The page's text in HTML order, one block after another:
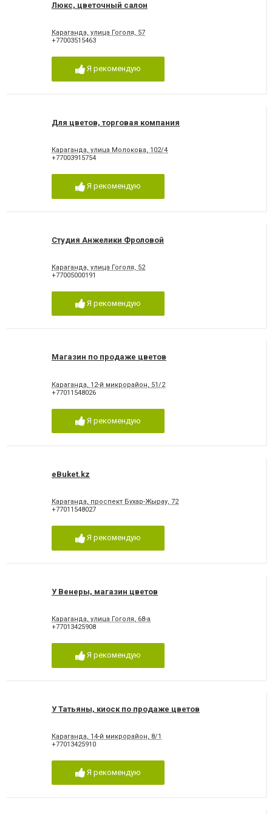
Люкс, цветочный салон
Караганда, улица Гоголя, 57
+77003515463
Я рекомендую
Для цветов, торговая компания
Караганда, улица Молокова, 102/4
+77003915754
Я рекомендую
Студия Анжелики Фроловой
Караганда, улица Гоголя, 52
+77005000191
Я рекомендую
Магазин по продаже цветов
Караганда, 12-й микрорайон, 51/2
+77011548026
Я рекомендую
eBuket.kz
Караганда, проспект Бухар-Жырау, 72
+77011548027
Я рекомендую
У Венеры, магазин цветов
Караганда, улица Гоголя, 68-а
+77013425908
Я рекомендую
У Татьяны, киоск по продаже цветов
Караганда, 14-й микрорайон, 8/1
+77013425910
Я рекомендую